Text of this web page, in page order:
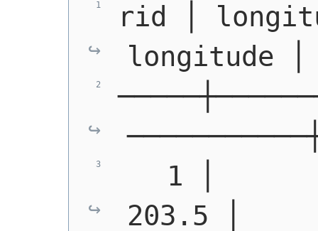
rid │
longitude
1 │
203.5 │